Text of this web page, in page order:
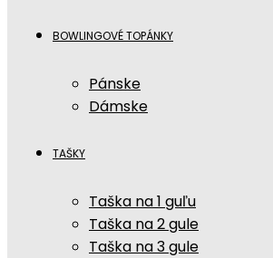
BOWLINGOVÉ TOPÁNKY
Pánske
Dámske
TAŠKY
Taška na 1 guľu
Taška na 2 gule
Taška na 3 gule